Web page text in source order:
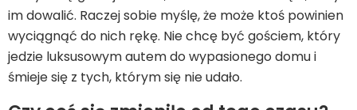
im dowalić. Raczej sobie myślę, że może ktoś powinien
wyciągnąć do nich rękę. Nie chcę być gościem, który
jedzie luksusowym autem do wypasionego domu i
śmieje się z tych, którym się nie udało.